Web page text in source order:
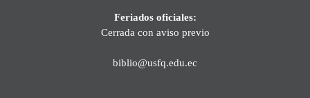
Feriados oficiales:
Cerrada con aviso previo
biblio@usfq.edu.ec